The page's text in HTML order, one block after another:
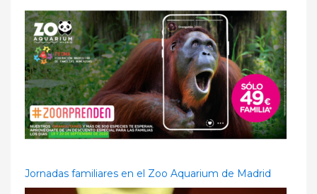
Jornadas familiares en el Zoo Aquarium de Madrid